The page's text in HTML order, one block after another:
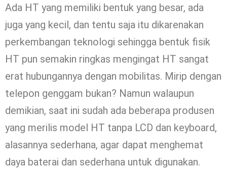
Ada HT yang memiliki bentuk yang besar, ada
juga yang kecil, dan tentu saja itu dikarenakan
perkembangan teknologi sehingga bentuk fisik
HT pun semakin ringkas mengingat HT sangat
erat hubungannya dengan mobilitas. Mirip dengan
telepon genggam bukan? Namun walaupun
demikian, saat ini sudah ada beberapa produsen
yang merilis model HT tanpa LCD dan keyboard,
alasannya sederhana, agar dapat menghemat
daya baterai dan sederhana untuk digunakan.